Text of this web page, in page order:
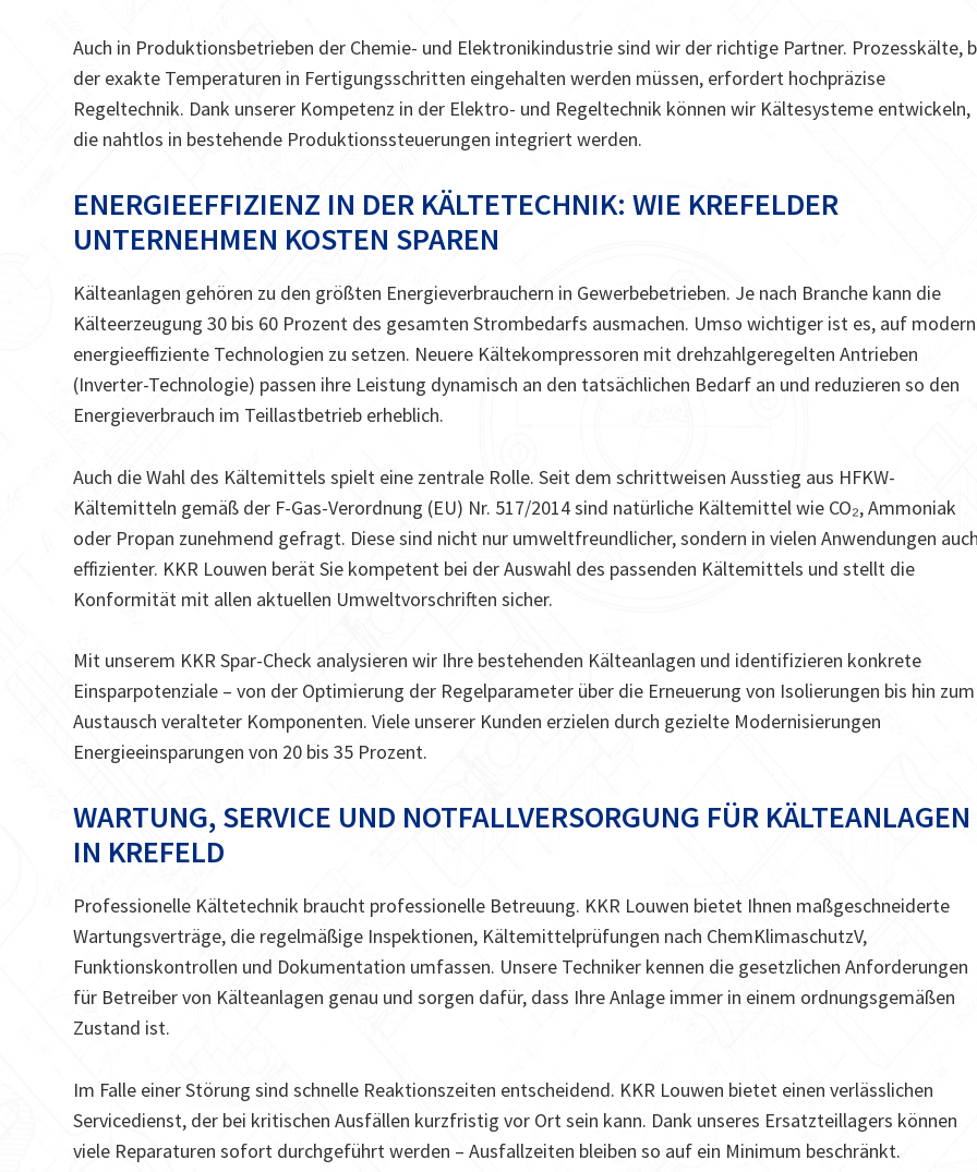
Auch in Produktionsbetrieben der Chemie- und Elektronikindustrie sind wir der richtige Partner. Prozesskälte,
der exakte Temperaturen in Fertigungsschritten eingehalten werden müssen, erfordert hochpräzise
Regeltechnik. Dank unserer Kompetenz in der Elektro- und Regeltechnik können wir Kältesysteme entwickeln,
die nahtlos in bestehende Produktionssteuerungen integriert werden.
ENERGIEEFFIZIENZ IN DER KÄLTETECHNIK: WIE KREFELDER
UNTERNEHMEN KOSTEN SPAREN
Kälteanlagen gehören zu den größten Energieverbrauchern in Gewerbebetrieben. Je nach Branche kann die
Kälteerzeugung 30 bis 60 Prozent des gesamten Strombedarfs ausmachen. Umso wichtiger ist es, auf
energieeffiziente Technologien zu setzen. Neuere Kältekompressoren mit drehzahlgeregelten Antrieben
(Inverter-Technologie) passen ihre Leistung dynamisch an den tatsächlichen Bedarf an und reduzieren so den
Energieverbrauch im Teillastbetrieb erheblich.
Auch die Wahl des Kältemittels spielt eine zentrale Rolle. Seit dem schrittweisen Ausstieg aus HFKW-
Kältemitteln gemäß der F-Gas-Verordnung (EU) Nr. 517/2014 sind natürliche Kältemittel wie CO₂, Ammoniak
oder Propan zunehmend gefragt. Diese sind nicht nur umweltfreundlicher, sondern in vielen Anwendungen
effizienter. KKR Louwen berät Sie kompetent bei der Auswahl des passenden Kältemittels und stellt die
Konformität mit allen aktuellen Umweltvorschriften sicher.
Mit unserem KKR Spar-Check analysieren wir Ihre bestehenden Kälteanlagen und identifizieren konkrete
Einsparpotenziale – von der Optimierung der Regelparameter über die Erneuerung von Isolierungen bis hin zum
Austausch veralteter Komponenten. Viele unserer Kunden erzielen durch gezielte Modernisierungen
Energieeinsparungen von 20 bis 35 Prozent.
WARTUNG, SERVICE UND NOTFALLVERSORGUNG FÜR KÄLTEANLAGEN
IN KREFELD
Professionelle Kältetechnik braucht professionelle Betreuung. KKR Louwen bietet Ihnen maßgeschneiderte
Wartungsverträge, die regelmäßige Inspektionen, Kältemittelprüfungen nach ChemKlimaschutzV,
Funktionskontrollen und Dokumentation umfassen. Unsere Techniker kennen die gesetzlichen Anforderungen
für Betreiber von Kälteanlagen genau und sorgen dafür, dass Ihre Anlage immer in einem ordnungsgemäßen
Zustand ist.
Im Falle einer Störung sind schnelle Reaktionszeiten entscheidend. KKR Louwen bietet einen verlässlichen
Servicedienst, der bei kritischen Ausfällen kurzfristig vor Ort sein kann. Dank unseres Ersatzteillagers können
viele Reparaturen sofort durchgeführt werden – Ausfallzeiten bleiben so auf ein Minimum beschränkt.